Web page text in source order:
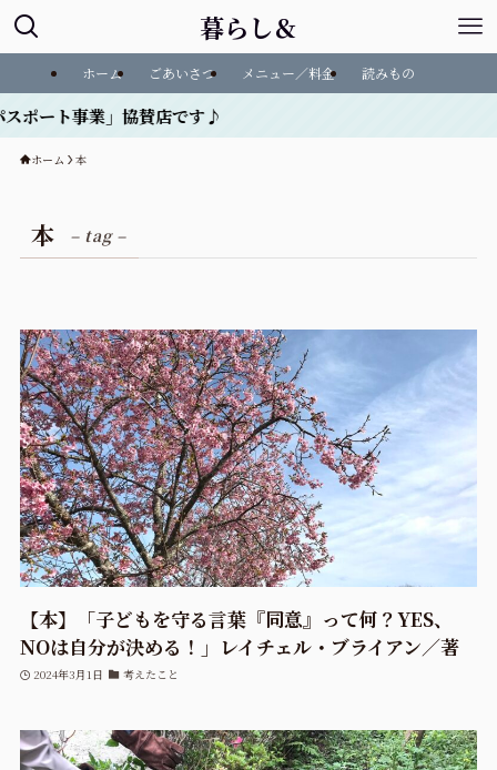
暮らし＆
ホーム ごあいさつ メニュー／料金 読みもの
ト事業」協賛店です♪
ホーム 本
本 – tag –
【本】「子どもを守る言葉『同意』って何？YES、
NOは自分が決める！」レイチェル・ブライアン／著
2024年3月1日 考えたこと